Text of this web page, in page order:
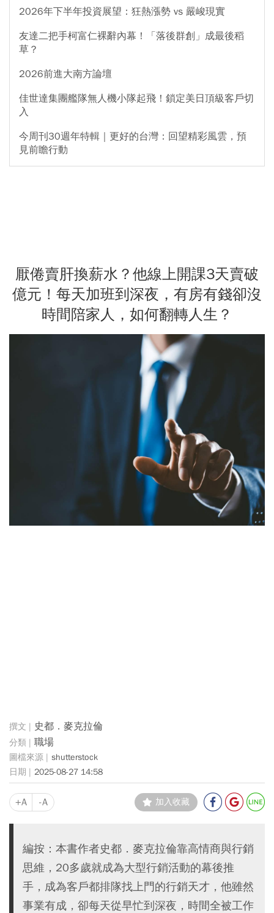
2026年下半年投資展望：狂熱漲勢 vs 嚴峻現實
友達二把手柯富仁裸辭內幕！「落後群創」成最後稻
草？
2026前進大南方論壇
佳世達集團艦隊無人機小隊起飛！鎖定美日頂級客戶切
入
今周刊30週年特輯｜更好的台灣：回望精彩風雲，預
見前瞻行動
厭倦賣肝換薪水？他線上開課3天賣破
億元！每天加班到深夜，有房有錢卻沒
時間陪家人，如何翻轉人生？
史都．麥克拉倫
職場
shutterstock
2025-08-27 14:58
+A -A 加入收藏
編按：本書作者史都．麥克拉倫靠高情商與行銷
思維，20多歲就成為大型行銷活動的幕後推
手，成為客戶都排隊找上門的行銷天才，他雖然
事業有成，卻每天從早忙到深夜，時間全被工作